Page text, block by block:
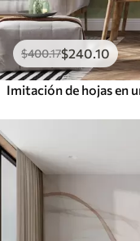
$400.17$240 .10